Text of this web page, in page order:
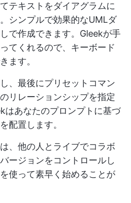
テキストをダイアグラムに
シンプルで効果的なUMLダ
で作成できます。Gleekが手
てくれるので、キーボード
ます。
、最後にプリセットコマン
リレーションシップを指定
はあなたのプロンプトに基づ
配置します。
、他の人とライブでコラボ
ージョンをコントロールし
使って素早く始めることが